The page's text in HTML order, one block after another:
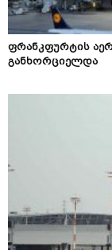
ფრანკფურტის
განხორციელდა